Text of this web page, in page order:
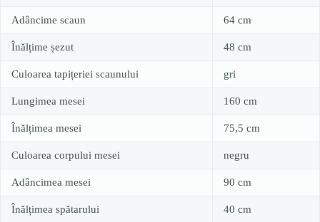
Adâncime scaun 64 cm
Înălțime șezut 48 cm
Culoarea tapițeriei scaunului gri
Lungimea mesei 160 cm
Înălțimea mesei 75,5 cm
Culoarea corpului mesei negru
Adâncimea mesei 90 cm
Înălțimea spătarului 40 cm